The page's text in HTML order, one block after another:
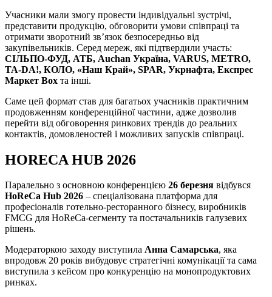
Учасники мали змогу провести індивідуальні зустрічі,
представити продукцію, обговорити умови співпраці та
отримати зворотний зв’язок безпосередньо від
закупівельників. Серед мереж, які підтвердили участь:
СІЛЬПО-ФУД, АТБ, Auchan Україна, VARUS, METRO,
TA-DA!, КОЛО, «Наш Край», SPAR, Укрнафта, Експрес
Маркет Box та інші.
Саме цей формат став для багатьох учасників практичним
продовженням конференційної частини, адже дозволив
перейти від обговорення ринкових трендів до реальних
контактів, домовленостей і можливих запусків співпраці.
HORECA HUB 2026
Паралельно з основною конференцією 26 березня відбувся
HoReCa Hub 2026 – спеціалізована платформа для
професіоналів готельно-ресторанного бізнесу, виробників
FMCG для HoReCa-сегменту та постачальників галузевих
рішень.
Модераторкою заходу виступила Анна Самарська, яка
впродовж 20 років вибудовує стратегічні комунікації та сама
виступила з кейсом про конкуренцію на монопродуктових
ринках.